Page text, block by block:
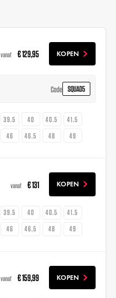
vanaf € 129,95 KOPEN
Code SQUAD5
39.5 40 40.5
41.5
46 46.5 48 49
vanaf € 131 KOPEN
39.5 40 40.5
41.5
46 46.5 48 49
vanaf € 159,99 KOPEN